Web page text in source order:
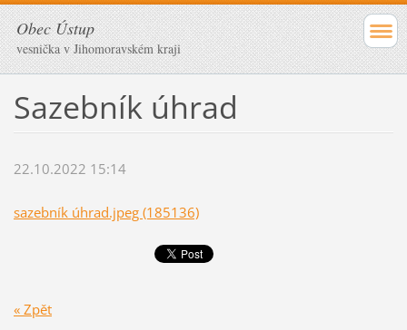
Obec Ústup
vesnička v Jihomoravském kraji
Sazebník úhrad
22.10.2022 15:14
sazebník úhrad.jpeg (185136)
« Zpět